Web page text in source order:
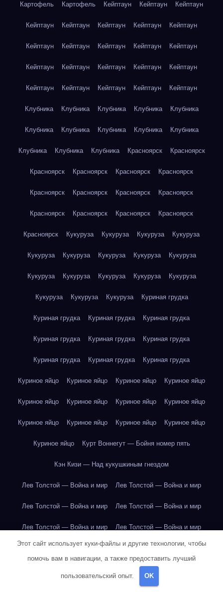
Картофель Картофель Кейптаун Кейптаун Кейптаун
Кейптаун Кейптаун Кейптаун Кейптаун Кейптаун
Кейптаун Кейптаун Кейптаун Кейптаун Кейптаун
Кейптаун Кейптаун Кейптаун Кейптаун Кейптаун
Кейптаун Кейптаун Кейптаун Кейптаун Кейптаун
Клубника Клубника Клубника Клубника Клубника
Клубника Клубника Клубника Клубника Клубника
Клубника Клубника Клубника Красноярск Красноярск
Красноярск Красноярск Красноярск Красноярск
Красноярск Красноярск Красноярск Красноярск
Красноярск Красноярск Красноярск Красноярск
Красноярск Кукуруза Кукуруза Кукуруза Кукуруза
Кукуруза Кукуруза Кукуруза Кукуруза Кукуруза
Кукуруза Кукуруза Кукуруза Кукуруза Кукуруза
Кукуруза Кукуруза Кукуруза Куриная грудка
Куриная грудка Куриная грудка Куриная грудка
Куриная грудка Куриная грудка Куриная грудка
Куриная грудка Куриная грудка Куриная грудка
Куриное яйцо Куриное яйцо Куриное яйцо Куриное яйцо
Куриное яйцо Куриное яйцо Куриное яйцо Куриное яйцо
Куриное яйцо Куриное яйцо Куриное яйцо Куриное яйцо
Куриное яйцо Курт Воннегут — Бойня номер пять
Кэн Кизи — Над кукушкиным гнездом
Лев Толстой — Война и мир Лев Толстой — Война и мир
Лев Толстой — Война и мир Лев Толстой — Война и мир
Лев Толстой — Война и мир Лев Толстой — Война и мир
Лев Толстой — Война и мир Лев Толстой — Война и мир
Лев Толстой — Война и мир
Этот сайт использует куки-файлы и другие технологии, чтобы
помочь вам в навигации, а также предоставить лучший
пользовательский опыт. OK